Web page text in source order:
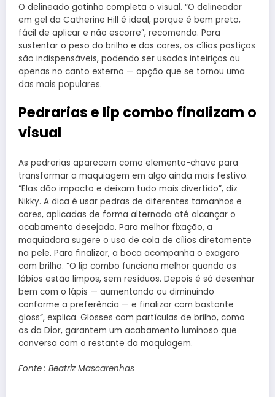
O delineado gatinho completa o visual. “O delineador
em gel da Catherine Hill é ideal, porque é bem preto,
fácil de aplicar e não escorre”, recomenda. Para
sustentar o peso do brilho e das cores, os cílios postiços
são indispensáveis, podendo ser usados inteiriços ou
apenas no canto externo — opção que se tornou uma
das mais populares.
Pedrarias e lip combo finalizam o
visual
As pedrarias aparecem como elemento-chave para
transformar a maquiagem em algo ainda mais festivo.
“Elas dão impacto e deixam tudo mais divertido”, diz
Nikky. A dica é usar pedras de diferentes tamanhos e
cores, aplicadas de forma alternada até alcançar o
acabamento desejado. Para melhor fixação, a
maquiadora sugere o uso de cola de cílios diretamente
na pele. Para finalizar, a boca acompanha o exagero
com brilho. “O lip combo funciona melhor quando os
lábios estão limpos, sem resíduos. Depois é só desenhar
bem com o lápis — aumentando ou diminuindo
conforme a preferência — e finalizar com bastante
gloss”, explica. Glosses com partículas de brilho, como
os da Dior, garantem um acabamento luminoso que
conversa com o restante da maquiagem.
Fonte : Beatriz Mascarenhas